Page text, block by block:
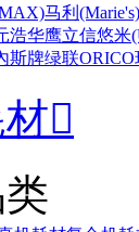
马利(Marie's)
浩华鹰立信悠米
斯牌绿联ORICO
